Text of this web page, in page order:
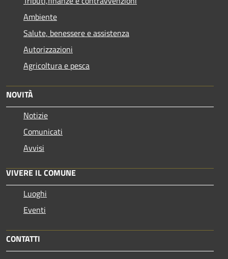
Ambiente
Salute, benessere e assistenza
Autorizzazioni
Agricoltura e pesca
NOVITÀ
Notizie
Comunicati
Avvisi
VIVERE IL COMUNE
Luoghi
Eventi
CONTATTI